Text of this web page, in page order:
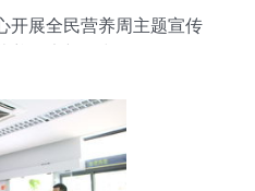
开展全民营养周主题宣传